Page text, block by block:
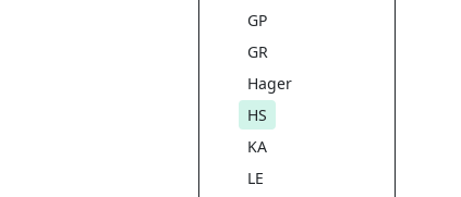
GP
GR
Hager
HS
KA
LE